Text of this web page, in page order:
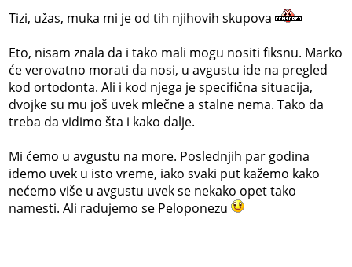
Tizi, užas, muka mi je od tih njihovih skupova
Eto, nisam znala da i tako mali mogu nositi fiksnu. Marko
će verovatno morati da nosi, u avgustu ide na pregled
kod ortodonta. Ali i kod njega je specifična situacija,
dvojke su mu još uvek mlečne a stalne nema. Tako da
treba da vidimo šta i kako dalje.
Mi ćemo u avgustu na more. Poslednjih par godina
idemo uvek u isto vreme, iako svaki put kažemo kako
nećemo više u avgustu uvek se nekako opet tako
namesti. Ali radujemo se Peloponezu